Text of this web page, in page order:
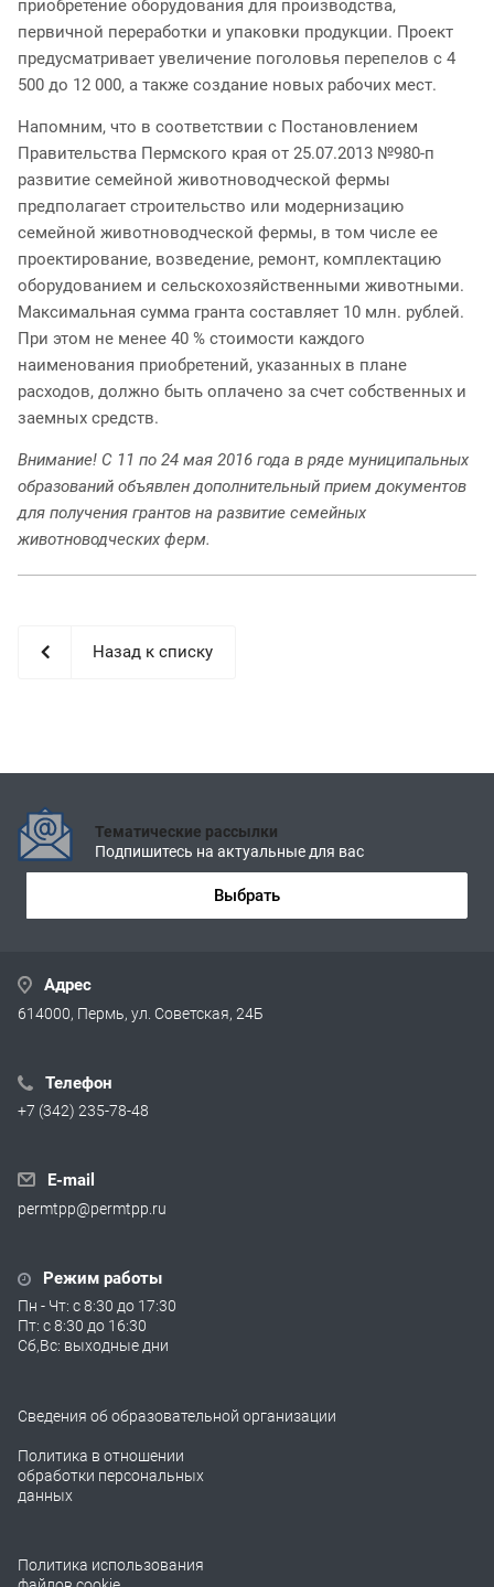
приобретение оборудования для производства,
первичной переработки и упаковки продукции. Проект
предусматривает увеличение поголовья перепелов с 4
500 до 12 000, а также создание новых рабочих мест.
Напомним, что в соответствии с Постановлением
Правительства Пермского края от 25.07.2013 №980-п
развитие семейной животноводческой фермы
предполагает строительство или модернизацию
семейной животноводческой фермы, в том числе ее
проектирование, возведение, ремонт, комплектацию
оборудованием и сельскохозяйственными животными.
Максимальная сумма гранта составляет 10 млн. рублей.
При этом не менее 40 % стоимости каждого
наименования приобретений, указанных в плане
расходов, должно быть оплачено за счет собственных и
заемных средств.
Внимание! С 11 по 24 мая 2016 года в ряде муниципальных
образований объявлен дополнительный прием документов
для получения грантов на развитие семейных
животноводческих ферм.
Назад к списку
Тематические рассылки
Подпишитесь на актуальные для вас
Выбрать
Адрес
614000, Пермь, ул. Советская, 24Б
Телефон
+7 (342) 235-78-48
E-mail
permtpp@permtpp.ru
Режим работы
Пн - Чт: с 8:30 до 17:30
Пт: с 8:30 до 16:30
Сб,Вс: выходные дни
Сведения об образовательной организации
Политика в отношении
обработки персональных
данных
Политика использования